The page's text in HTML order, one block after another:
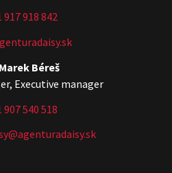
917 918 842
Béreš
Executive manager
907 540 518